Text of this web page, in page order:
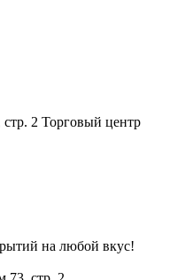
2 Торговый центр
на любой вкус!